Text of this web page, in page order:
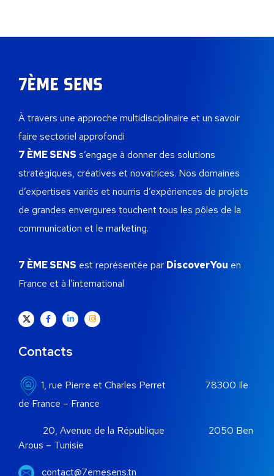
À travers une approche multidisciplinaire et un savoir
faire sectoriel approfondi
7 ÈME SENS s’engage à donner des solutions
stratégiques, créatives et novatrices. Nos domaines
d’expertises variés et nourris d’expériences de projets
de grandes envergures touchent tous les pôles de la
communication et le marketing.
7 ÈME SENS est représentée par DiscoverYou en
France et à l’international
Contacts
1, rue Pierre et Charles Perret 78300 Ile
de France – France
20, Avenue de la République 2050 Ben
Arous – Tunisie
contact@7emesens.tn